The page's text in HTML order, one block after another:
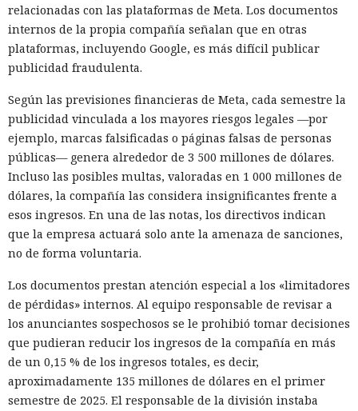
relacionadas con las plataformas de Meta. Los documentos
internos de la propia compañía señalan que en otras
plataformas, incluyendo Google, es más difícil publicar
publicidad fraudulenta.
Según las previsiones financieras de Meta, cada semestre la
publicidad vinculada a los mayores riesgos legales —por
ejemplo, marcas falsificadas o páginas falsas de personas
públicas— genera alrededor de 3 500 millones de dólares.
Incluso las posibles multas, valoradas en 1 000 millones de
dólares, la compañía las considera insignificantes frente a
esos ingresos. En una de las notas, los directivos indican
que la empresa actuará solo ante la amenaza de sanciones,
no de forma voluntaria.
Los documentos prestan atención especial a los «limitadores
de pérdidas» internos. Al equipo responsable de revisar a
los anunciantes sospechosos se le prohibió tomar decisiones
que pudieran reducir los ingresos de la compañía en más
de un 0,15 % de los ingresos totales, es decir,
aproximadamente 135 millones de dólares en el primer
semestre de 2025. El responsable de la división instaba